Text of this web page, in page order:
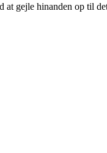
gejle hinanden op til